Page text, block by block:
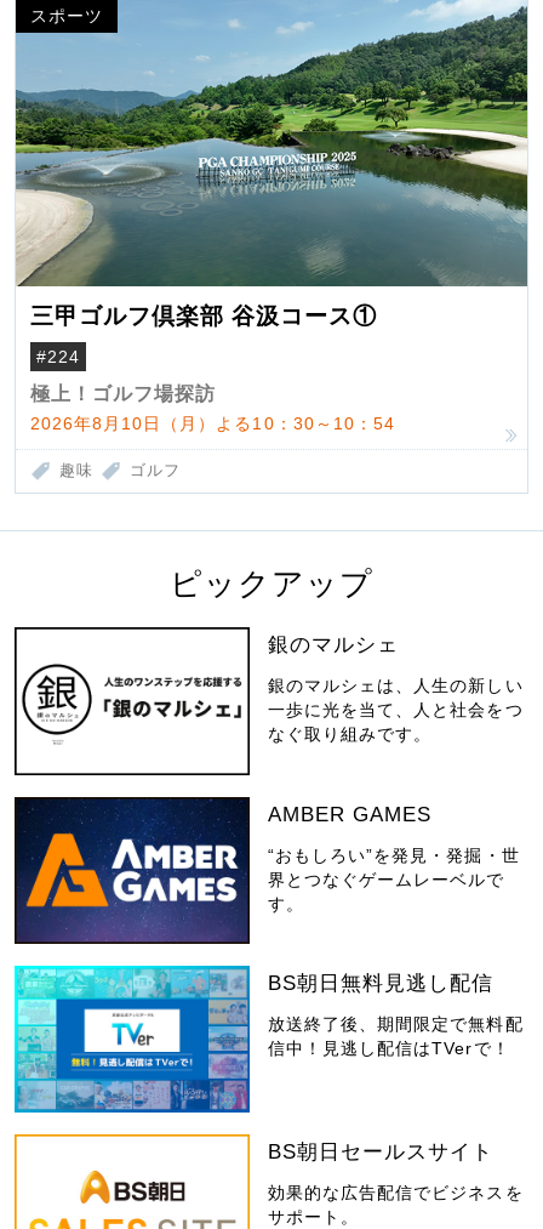
スポーツ
三甲ゴルフ倶楽部 谷汲コース①
#224
極上！ゴルフ場探訪
2026年8月10日（月）よる10：30～10：54
趣味 ゴルフ
ピックアップ
銀のマルシェ
銀のマルシェは、人生の新しい
一歩に光を当て、人と社会をつ
なぐ取り組みです。
AMBER GAMES
“おもしろい”を発見・発掘・世
界とつなぐゲームレーベルで
す。
BS朝日無料見逃し配信
放送終了後、期間限定で無料配
信中！見逃し配信はTVerで！
BS朝日セールスサイト
効果的な広告配信でビジネスを
サポート。